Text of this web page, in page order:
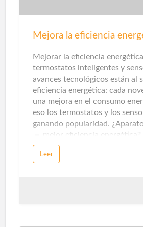
Mejorar la eficiencia
termostatos inteligentes y
avances tecnológicos están al
eficiencia energética: cada
una mejora en el consumo
eso los termostatos y los
ganando popularidad.
＝ mejor eficiencia energética?
para que un electrodoméstico,
eléctrico o aparato electrónico
poder gestionarse y
Leer